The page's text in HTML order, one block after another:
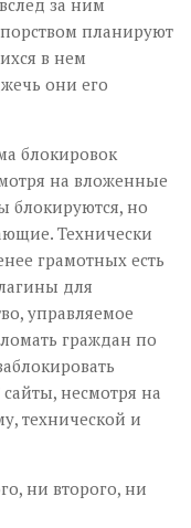
за ним
планируют
в нем
они его
блокировок
на вложенные
блокируются, но
Технически
грамотных есть
для
управляемое
граждан по
несмотря на
технической и
ни второго, ни